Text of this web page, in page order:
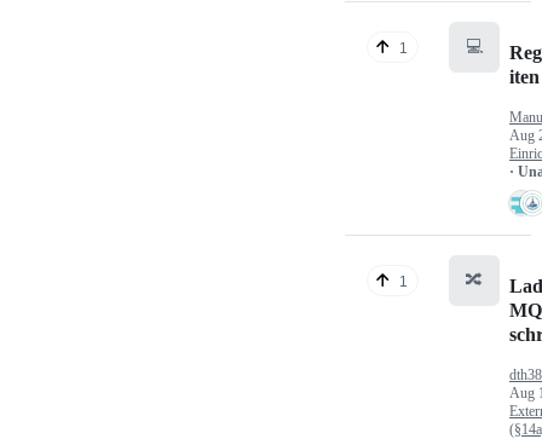
1 💻
iten
Aug
·
1 🔀
Aug